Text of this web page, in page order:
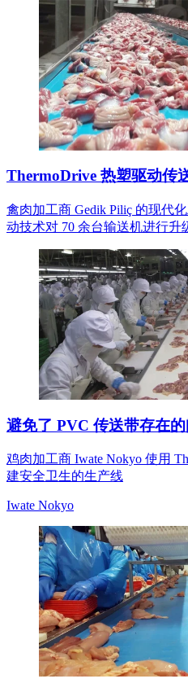
ThermoDrive 热塑驱动传
禽肉加工商 Gedik Piliç 的现代
动技术对 70 余台输送机进行升
避免了 PVC 传送带存在
鸡肉加工商 Iwate Nokyo 使用
建安全卫生的生产线
Iwate Nokyo